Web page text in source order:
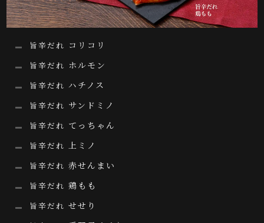
旨辛だれ コリコリ
旨辛だれ ホルモン
旨辛だれ ハチノス
旨辛だれ サンドミノ
旨辛だれ てっちゃん
旨辛だれ 上ミノ
旨辛だれ 赤せんまい
旨辛だれ 鶏もも
旨辛だれ せせり